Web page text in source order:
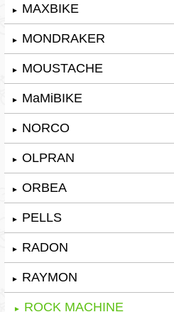
► MAXBIKE
► MONDRAKER
► MOUSTACHE
► MaMiBIKE
► NORCO
► OLPRAN
► ORBEA
► PELLS
► RADON
► RAYMON
► ROCK MACHINE